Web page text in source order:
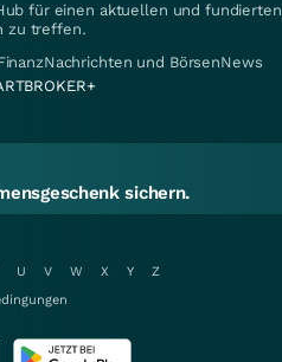
für einen aktuellen und fundierten
zu treffen.
und BörsenNews
sichern.
U V W X Y
Z